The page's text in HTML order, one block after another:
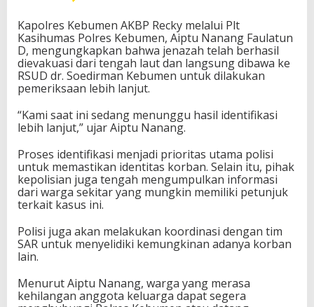
Kapolres Kebumen AKBP Recky melalui Plt
Kasihumas Polres Kebumen, Aiptu Nanang Faulatun
D, mengungkapkan bahwa jenazah telah berhasil
dievakuasi dari tengah laut dan langsung dibawa ke
RSUD dr. Soedirman Kebumen untuk dilakukan
pemeriksaan lebih lanjut.
“Kami saat ini sedang menunggu hasil identifikasi
lebih lanjut,” ujar Aiptu Nanang.
Proses identifikasi menjadi prioritas utama polisi
untuk memastikan identitas korban. Selain itu, pihak
kepolisian juga tengah mengumpulkan informasi
dari warga sekitar yang mungkin memiliki petunjuk
terkait kasus ini.
Polisi juga akan melakukan koordinasi dengan tim
SAR untuk menyelidiki kemungkinan adanya korban
lain.
Menurut Aiptu Nanang, warga yang merasa
kehilangan anggota keluarga dapat segera